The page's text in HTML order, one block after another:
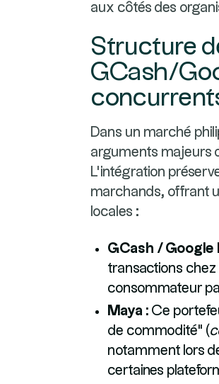
aux côtés des
Structure
GCash/
Dans un marché
arguments majeurs
L'intégration
marchands, offrant
locales :
GCash / Google
transactions chez
consommateur
Maya : Ce
de commodité" (
notamment lors
certaines